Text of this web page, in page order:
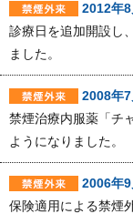
2012年8
診療日を追加開設し
ました。
2008年7
禁煙治療内服薬「チ
ようになりました。
2006年9
保険適用による禁煙